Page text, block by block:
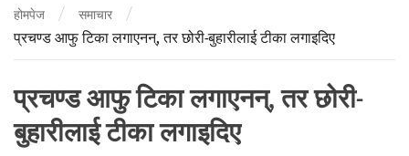
होमपेज / समाचार /
प्रचण्ड आफु टिका लगाएनन्, तर छोरी-बुहारीलाई टीका लगाइदिए
प्रचण्ड आफु टिका लगाएनन्, तर छोरी-
बुहारीलाई टीका लगाइदिए